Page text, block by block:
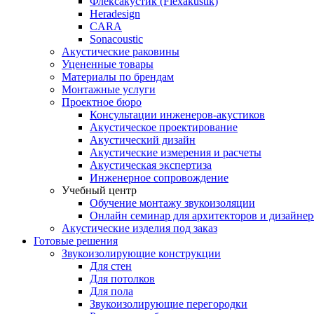
Heradesign
CARA
Sonacoustic
Акустические раковины
Уцененные товары
Материалы по брендам
Монтажные услуги
Проектное бюро
Консультации инженеров-акустиков
Акустическое проектирование
Акустический дизайн
Акустические измерения и расчеты
Акустическая экспертиза
Инженерное сопровождение
Учебный центр
Обучение монтажу звукоизоляции
Онлайн семинар для архитекторов и
Акустические изделия под заказ
Готовые решения
Звукоизолирующие конструкции
Для стен
Для потолков
Для пола
Звукоизолирующие перегородки